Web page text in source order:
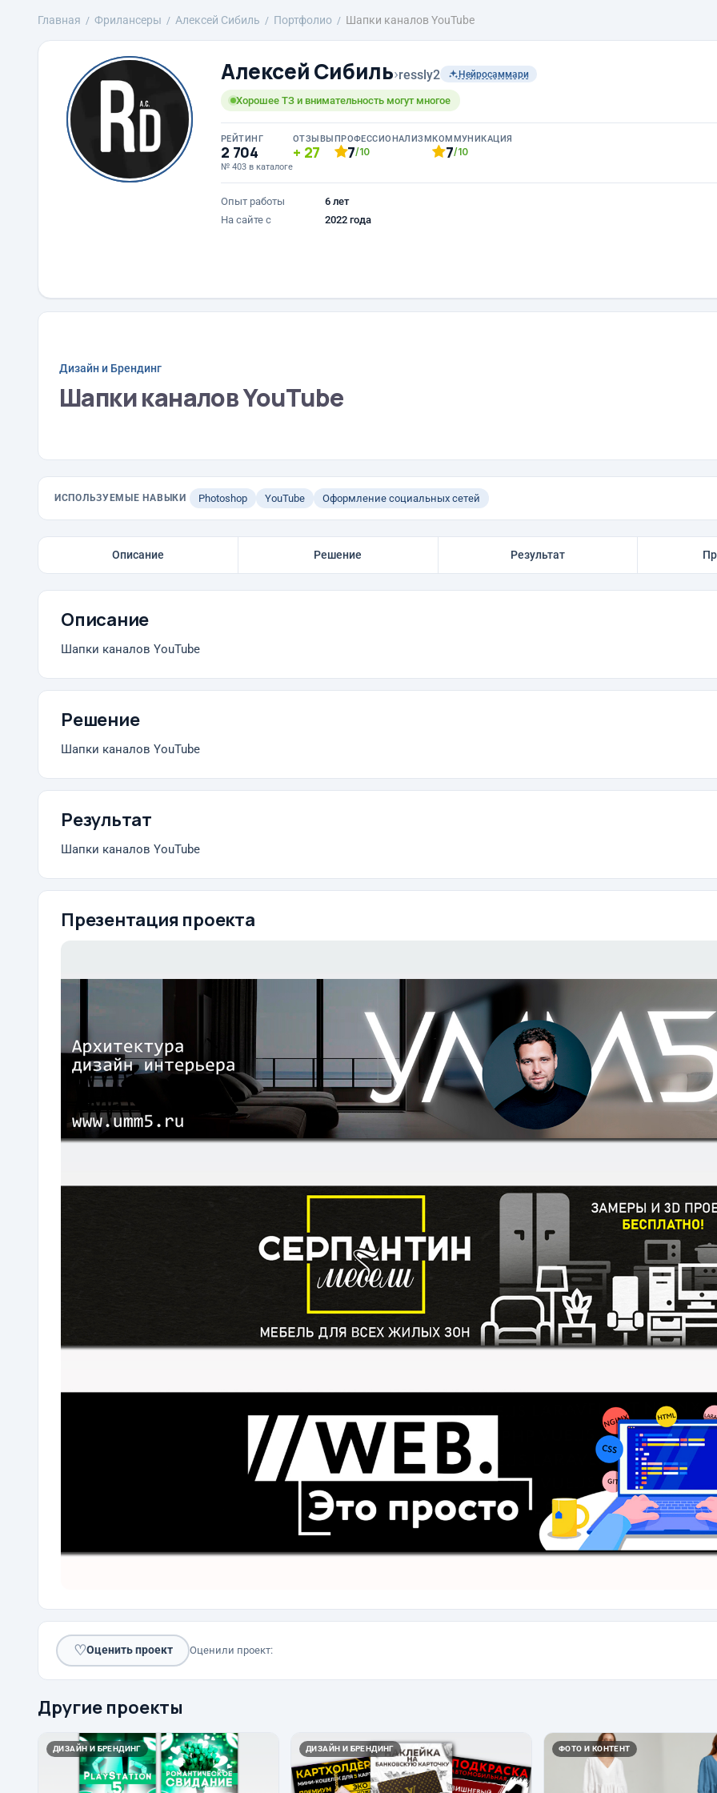
Главная Фрилансеры Алексей Сибиль Портфолио Шапки каналов YouTube
Алексей Сибиль›ressly2 Нейросаммари
Хорошее ТЗ и внимательность могут многое
РЕЙТИНГ
2 704
№ 403 в каталоге
ОТЗЫВЫ
27
ПРОФЕССИОНАЛИЗМ
7/10
КОММУНИКАЦИЯ
7/10
Опыт работы
6 лет
На сайте с
2022 года
Дизайн и Брендинг
Шапки каналов YouTube
ИСПОЛЬЗУЕМЫЕ НАВЫКИ Photoshop YouTube Оформление социальных сетей
Описание Решение Результат
Описание
Шапки каналов YouTube
Решение
Шапки каналов YouTube
Результат
Шапки каналов YouTube
Презентация проекта
♡Оценить проект Оценили проект:
Другие проекты
ДИЗАЙН И БРЕНДИНГ ДИЗАЙН И БРЕНДИНГ ФОТО И КОНТЕНТ